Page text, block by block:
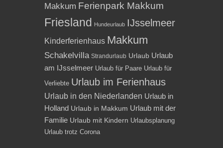
Makkum Ferienpark Makkum
Friesland Hundeurlaub IJsselmeer
Kinderferienhaus Makkum
Schakelvilla Strandurlaub Urlaub Urlaub
am IJsselmeer Urlaub für Paare Urlaub für
Verliebte Urlaub im Ferienhaus
Urlaub in den Niederlanden Urlaub in
Holland Urlaub in Makkum Urlaub mit der
Familie Urlaub mit Kindern Urlaubsplanung
Urlaub trotz Corona